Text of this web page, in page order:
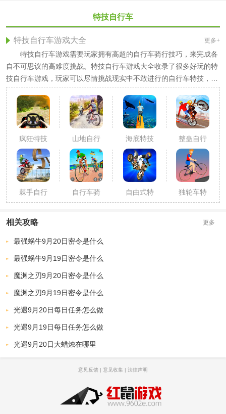
特技自行车
特技自行车游戏大全 更多+
特技自行车游戏需要玩家拥有高超的自行车骑行技巧，来完成各
自不可思议的高难度挑战。特技自行车游戏大全收录了很多好玩的特
技自行车游戏，玩家可以尽情挑战现实中不敢进行的自行车特技，乐
趣多多。感兴趣的朋友快来下载吧！
疯狂特技
骑手
山地自行
车下坡赛
海底特技
自行车
整蛊自行
车特技大
师
棘手自行
车特技
自行车骑
士竞速
自由式特
技单车
独轮车特
技
相关攻略 更多
最强蜗牛9月20日密令是什么
最强蜗牛9月19日密令是什么
魔渊之刃9月20日密令是什么
魔渊之刃9月19日密令是什么
光遇9月20日每日任务怎么做
光遇9月19日每日任务怎么做
光遇9月20日大蜡烛在哪里
意见反馈 | 意见收集 | 法律声明